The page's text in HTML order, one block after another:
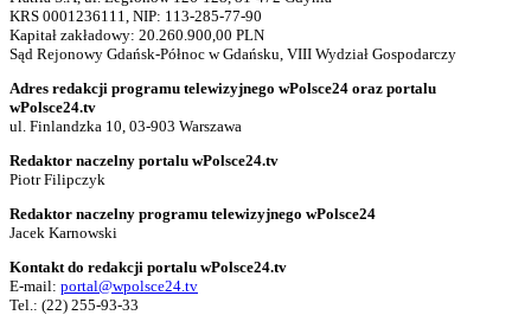
KRS 0001236111, NIP: 113-285-77-90
Kapitał zakładowy: 20.260.900,00 PLN
Sąd Rejonowy Gdańsk-Północ w Gdańsku, VIII Wydział Gospodarczy
Adres redakcji programu telewizyjnego wPolsce24 oraz portalu
wPolsce24.tv
ul. Finlandzka 10, 03-903 Warszawa
Redaktor naczelny portalu wPolsce24.tv
Piotr Filipczyk
Redaktor naczelny programu telewizyjnego wPolsce24
Jacek Karnowski
Kontakt do redakcji portalu wPolsce24.tv
E-mail: portal@wpolsce24.tv
Tel.: (22) 255-93-33